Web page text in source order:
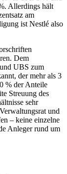
Allerdings hält
am
ist Nestlé also
Dem
UBS zum
der mehr als 3
% der Anteile
Streuung des
sehr
und
– keine einzelne
Anleger rund um